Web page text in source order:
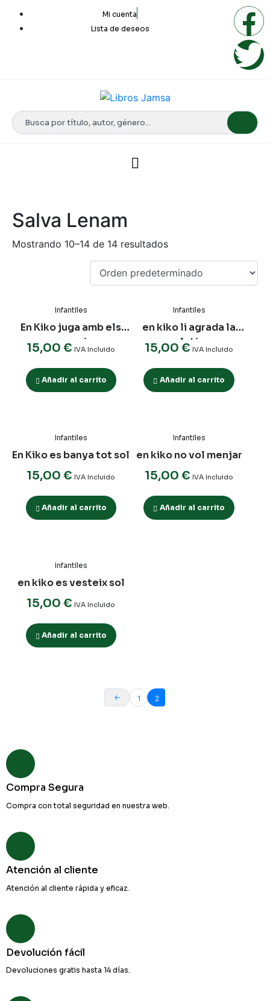
Mi cuenta
Lista de deseos
Salva Lenam
Mostrando 10–14 de 14 resultados
Infantiles
En Kiko juga amb els
seus amics
15,00€ IVA Incluido
Añadir al carrito
Infantiles
en kiko li agrada la
platja
15,00€ IVA Incluido
Añadir al carrito
Infantiles
En Kiko es banya tot sol
15,00€ IVA Incluido
Añadir al carrito
Infantiles
en kiko no vol menjar
15,00€ IVA Incluido
Añadir al carrito
Infantiles
en kiko es vesteix sol
15,00€ IVA Incluido
Añadir al carrito
← 1 2
Compra Segura
Compra con total seguridad en nuestra web.
Atención al cliente
Atención al cliente rápida y eficaz.
Devolución fácil
Devoluciones gratis hasta 14 días.